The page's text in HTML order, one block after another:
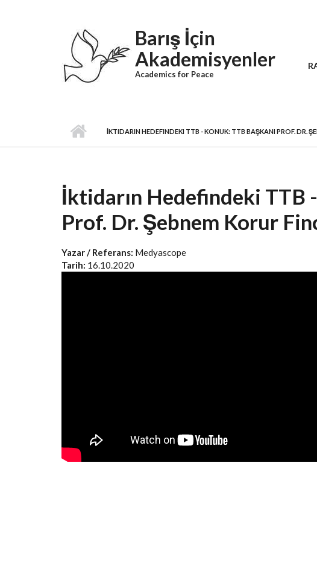
Barış İçin
Akademisyenler
Academics for Peace
İKTIDARIN HEDEFINDEKI TTB - KONUK: TTB BAŞKANI PROF. DR.
İktidarın Hedefindeki TTB
Prof. Dr. Şebnem Korur
Yazar / Referans: Medyascope
Tarih: 16.10.2020